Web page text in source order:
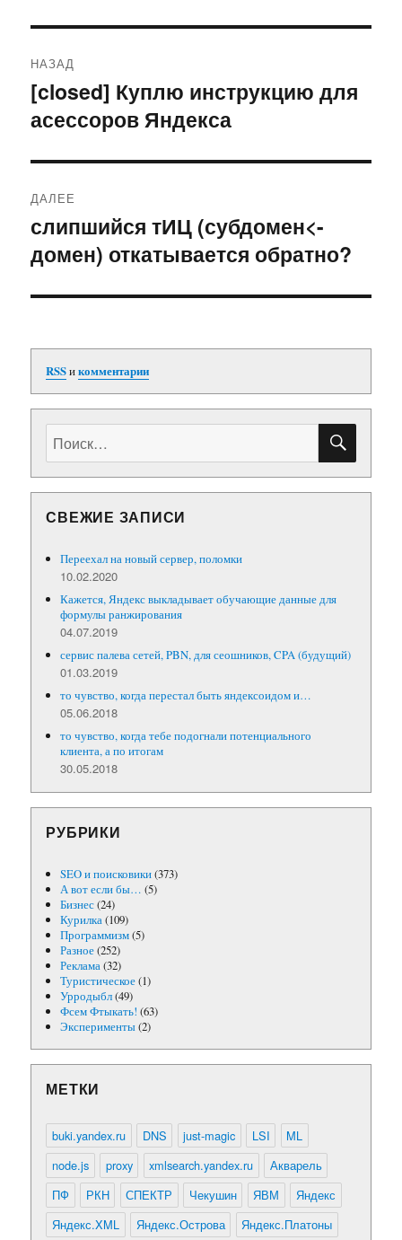
по
записям
НАЗАД
Предыдущая
запись:
[closed] Куплю инструкцию для
асессоров Яндекса
ДАЛЕЕ
Следующая
запись:
слипшийся тИЦ (субдомен<-
домен) откатывается обратно?
RSSикомментарии
СВЕЖИЕ ЗАПИСИ
Переехал на новый сервер, поломки
10.02.2020
Кажется, Яндекс выкладывает обучающие данные для
формулы ранжирования
04.07.2019
сервис палева сетей, PBN, для сеошников, CPA (будущий)
01.03.2019
то чувство, когда перестал быть яндексоидом и…
05.06.2018
то чувство, когда тебе подогнали потенциального
клиента, а по итогам
30.05.2018
РУБРИКИ
SEO и поисковики(373)
А вот если бы… (5)
Бизнес(24)
Курилка(109)
Программизм(5)
Разное(252)
Реклама(32)
Туристическое(1)
Урродыбл(49)
Фсем Фтыкать! (63)
Эксперименты(2)
МЕТКИ
buki.yandex.ru DNS just-magic LSI
ML
node.js
proxy xmlsearch.yandex.ru
Акварель
ПФ
РКН СПЕКТР Чекушин ЯВМ
Яндекс
Яндекс.XML
Яндекс.Острова
Яндекс.Платоны